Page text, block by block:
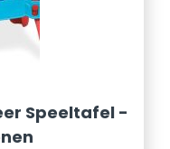
Speeltafel -